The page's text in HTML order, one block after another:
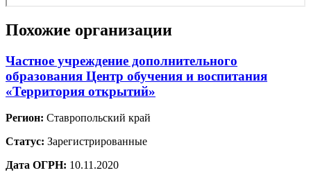
Похожие организации
Частное учреждение дополнительного
образования Центр обучения и воспитания
«Территория открытий»
Регион: Ставропольский край
Статус: Зарегистрированные
Дата ОГРН: 10.11.2020